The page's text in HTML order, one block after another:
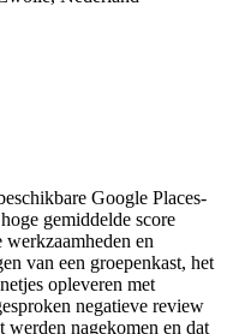
Google Places-
gemiddelde score
en
van een groepenkast, het
opleveren met
negatieve review
werden nagekomen en dat